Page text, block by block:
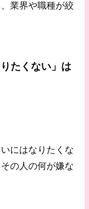
業界や職種が絞
たくない」は
にはなりたくな
の人の何が嫌な